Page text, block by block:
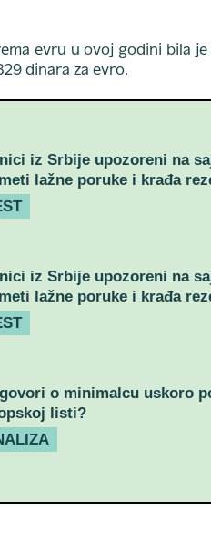
evru u ovoj godini bila je
dinara za evro.
iz Srbije upozoreni na
lažne poruke i krađa
iz Srbije upozoreni na
lažne poruke i krađa
o minimalcu uskoro
listi?